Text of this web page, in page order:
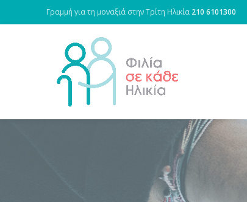
Γραμμή για τη μοναξιά στην Τρίτη Ηλικία 210 6101300